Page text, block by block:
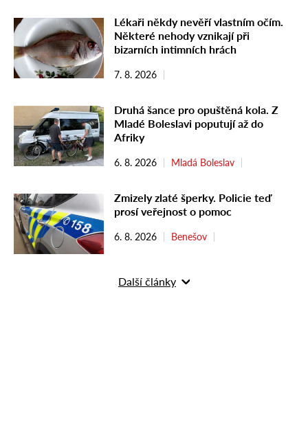
Lékaři někdy nevěří vlastním očím.
Některé nehody vznikají při
bizarních intimních hrách
7. 8. 2026
Druhá šance pro opuštěná kola. Z
Mladé Boleslavi poputují až do
Afriky
6. 8. 2026 Mladá Boleslav
Zmizely zlaté šperky. Policie teď
prosí veřejnost o pomoc
6. 8. 2026 Benešov
Další články